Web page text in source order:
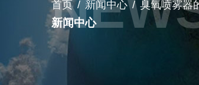
首页/ 新闻中心 / 臭氧喷雾器
新闻中心